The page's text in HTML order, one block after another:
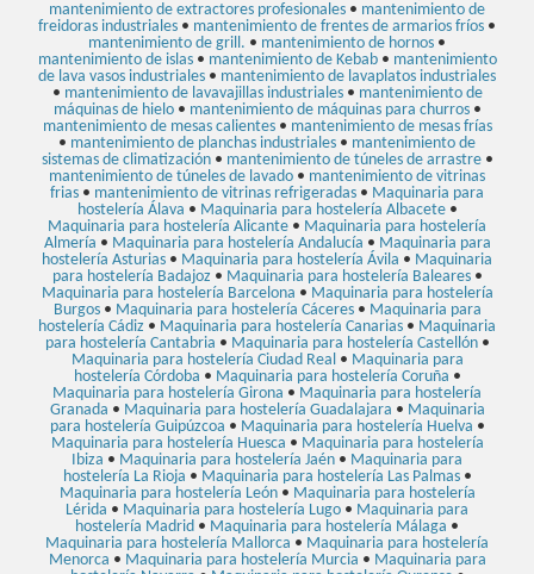
mantenimiento de extractores profesionales • mantenimiento de
freidoras industriales • mantenimiento de frentes de armarios fríos •
mantenimiento de grill. • mantenimiento de hornos •
mantenimiento de islas• mantenimiento de Kebab• mantenimiento
de lava vasos industriales • mantenimiento de lavaplatos industriales
• mantenimiento de lavavajillas industriales• mantenimiento de
máquinas de hielo• mantenimiento de máquinas para churros•
mantenimiento de mesas calientes• mantenimiento de mesas frías
• mantenimiento de planchas industriales • mantenimiento de
sistemas de climatización• mantenimiento de túneles de arrastre•
mantenimiento de túneles de lavado • mantenimiento de vitrinas
frias • mantenimiento de vitrinas refrigeradas • Maquinaria para
hostelería Álava • Maquinaria para hostelería Albacete•
Maquinaria para hostelería Alicante • Maquinaria para hostelería
Almería • Maquinaria para hostelería Andalucía • Maquinaria para
hostelería Asturias • Maquinaria para hostelería Ávila • Maquinaria
para hostelería Badajoz • Maquinaria para hostelería Baleares•
Maquinaria para hostelería Barcelona • Maquinaria para hostelería
Burgos• Maquinaria para hostelería Cáceres• Maquinaria para
hostelería Cádiz • Maquinaria para hostelería Canarias • Maquinaria
para hostelería Cantabria • Maquinaria para hostelería Castellón•
Maquinaria para hostelería Ciudad Real• Maquinaria para
hostelería Córdoba • Maquinaria para hostelería Coruña •
Maquinaria para hostelería Girona • Maquinaria para hostelería
Granada • Maquinaria para hostelería Guadalajara • Maquinaria
para hostelería Guipúzcoa • Maquinaria para hostelería Huelva •
Maquinaria para hostelería Huesca • Maquinaria para hostelería
Ibiza • Maquinaria para hostelería Jaén • Maquinaria para
hostelería La Rioja • Maquinaria para hostelería Las Palmas•
Maquinaria para hostelería León• Maquinaria para hostelería
Lérida • Maquinaria para hostelería Lugo • Maquinaria para
hostelería Madrid • Maquinaria para hostelería Málaga •
Maquinaria para hostelería Mallorca • Maquinaria para hostelería
Menorca • Maquinaria para hostelería Murcia • Maquinaria para